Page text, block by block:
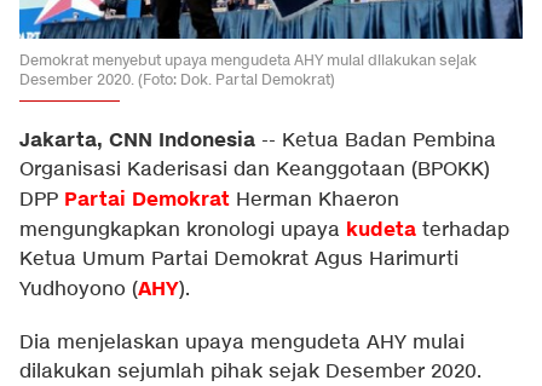
Demokrat menyebut upaya mengudeta AHY mulai dilakukan sejak
Desember 2020. (Foto: Dok. Partai Demokrat)
Jakarta, CNN Indonesia -- Ketua Badan Pembina
Organisasi Kaderisasi dan Keanggotaan (BPOKK)
DPP Partai Demokrat Herman Khaeron
mengungkapkan kronologi upaya kudeta terhadap
Ketua Umum Partai Demokrat Agus Harimurti
Yudhoyono (AHY).
Dia menjelaskan upaya mengudeta AHY mulai
dilakukan sejumlah pihak sejak Desember 2020.